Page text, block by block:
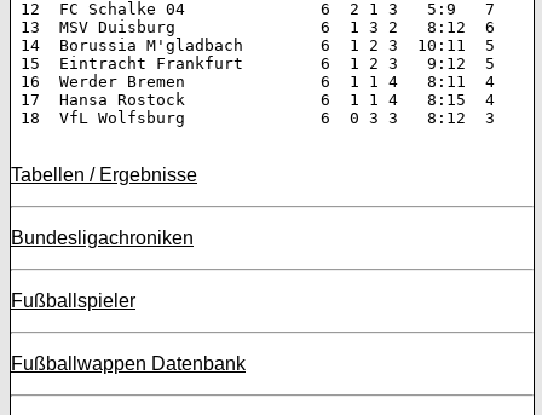
12  FC Schalke 04 		6  2 1 3   5:9   7
13  MSV Duisburg 		6  1 3 2   8:12  6
14  Borussia M'gladbach 	6  1 2 3  10:11  5
15  Eintracht Frankfurt 	6  1 2 3   9:12  5
16  Werder Bremen 		6  1 1 4   8:11  4
17  Hansa Rostock 		6  1 1 4   8:15  4
18  VfL Wolfsburg 		6  0 3 3   8:12  3
Tabellen / Ergebnisse
Bundesligachroniken
Fußballspieler
Fußballwappen Datenbank